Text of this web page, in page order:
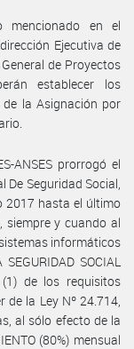
en el
Ejecutiva de
de Proyectos
establecer los
la Asignación por
ANSES prorrogó el
Seguridad Social,
2017 hasta el último
siempre y cuando al
informáticos
SOCIAL
de los requisitos
la Ley Nº 24.714,
al sólo efecto de la
(80%) mensual